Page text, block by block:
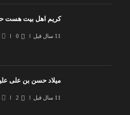
کریم اهل بیت هست
11 سال قبل 0
میلاد حسن بن علی
11 سال قبل 2